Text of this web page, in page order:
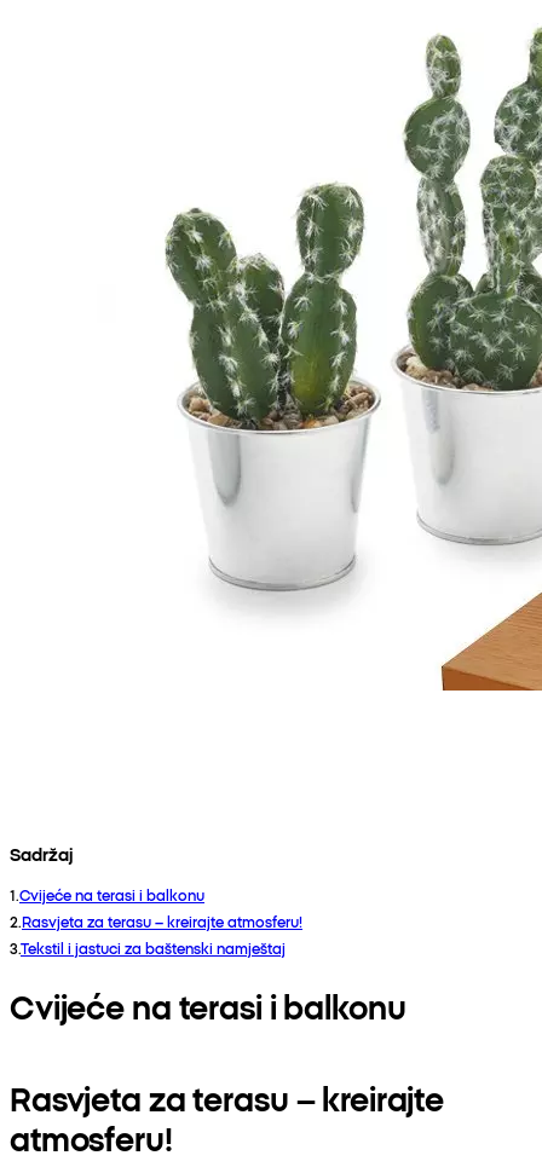
Sadržaj
1.Cvijeće na terasi i balkonu
2.Rasvjeta za terasu – kreirajte atmosferu!
3.Tekstil i jastuci za baštenski namještaj
Cvijeće na terasi i balkonu
Rasvjeta za terasu – kreirajte
atmosferu!